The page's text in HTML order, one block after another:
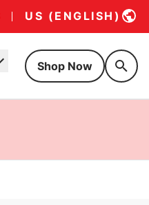
US (ENGLISH)
Shop Now